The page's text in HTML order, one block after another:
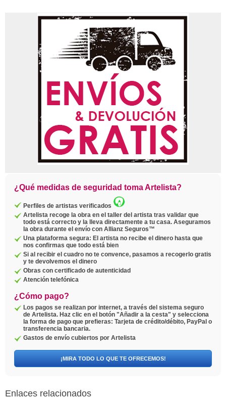
¿Qué medidas de seguridad toma Artelista?
Perfiles de artistas verificados
Artelista recoge la obra en el taller del artista tras validar que
todo está correcto y la lleva directamente a tu casa. Aseguramos
la obra durante el envío con Allianz Seguros™
Una plataforma segura: El artista no recibe el dinero hasta que
nos confirmas que todo está bien
Si al recibir el cuadro no te convence, pasamos a recogerlo gratis
y te devolvemos el dinero
Obras con certificado de autenticidad
Atención telefónica
¿Cómo pago?
Los pagos se realizan por internet, a través del sistema seguro
de Artelista. Haz clic en el botón "Añadir a la cesta" y selecciona
la forma de pago que prefieras: Tarjeta de crédito/débito, PayPal o
transferencia bancaria.
Gastos de envío cubiertos por Artelista
¡MIRA TODO LO QUE TE OFRECEMOS!
Enlaces relacionados